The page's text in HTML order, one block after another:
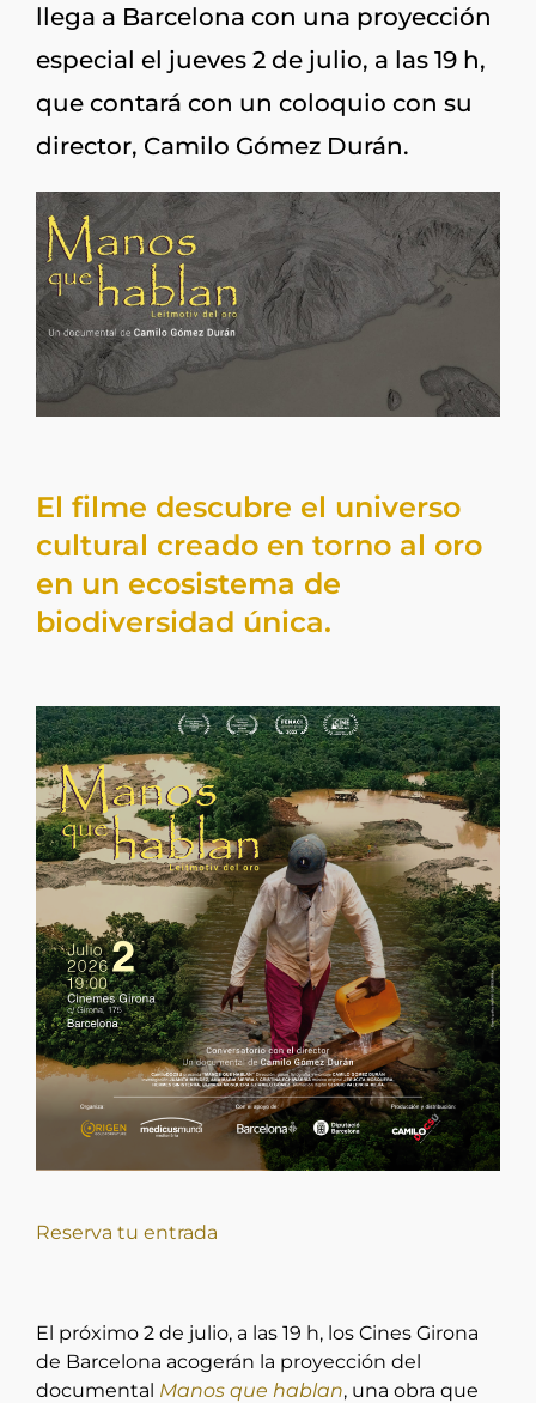
llega a Barcelona con una proyección
especial el jueves 2 de julio, a las 19 h,
que contará con un coloquio con su
director, Camilo Gómez Durán.
El filme descubre el universo
cultural creado en torno al oro
en un ecosistema de
biodiversidad única.
Reserva tu entrada
El próximo 2 de julio, a las 19 h, los Cines Girona
de Barcelona acogerán la proyección del
documental Manos que hablan, una obra que